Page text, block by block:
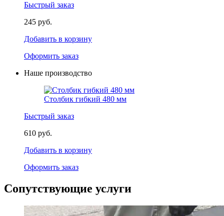
Быстрый заказ
245 руб.
Добавить в корзину
Оформить заказ
Наше производство
Столбик гибкий 480 мм
Быстрый заказ
610 руб.
Добавить в корзину
Оформить заказ
Сопутствующие услуги